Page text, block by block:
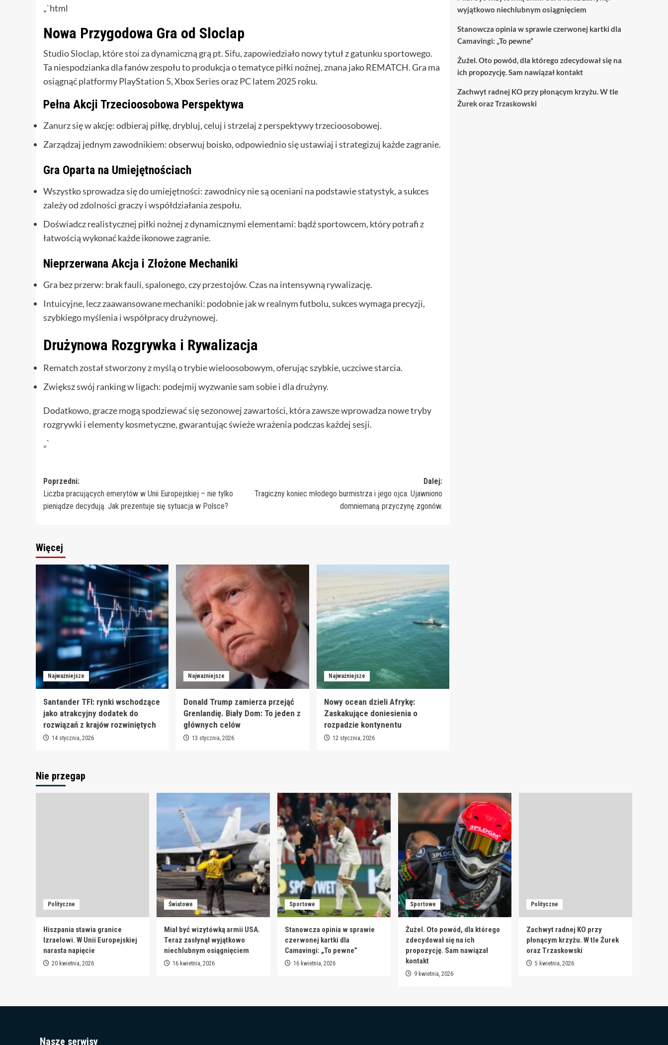
„`html
Nowa Przygodowa Gra od Sloclap
Studio Sloclap, które stoi za dynamiczną grą pt. Sifu, zapowiedziało nowy tytuł z gatunku sportowego.
Ta niespodzianka dla fanów zespołu to produkcja o tematyce piłki nożnej, znana jako REMATCH. Gra ma
osiągnąć platformy PlayStation 5, Xbox Series oraz PC latem 2025 roku.
Pełna Akcji Trzecioosobowa Perspektywa
Zanurz się w akcję: odbieraj piłkę, drybluj, celuj i strzelaj z perspektywy trzecioosobowej.
Zarządzaj jednym zawodnikiem: obserwuj boisko, odpowiednio się ustawiaj i strategizuj każde zagranie.
Gra Oparta na Umiejętnościach
Wszystko sprowadza się do umiejętności: zawodnicy nie są oceniani na podstawie statystyk, a sukces
zależy od zdolności graczy i współdziałania zespołu.
Doświadcz realistycznej piłki nożnej z dynamicznymi elementami: bądź sportowcem, który potrafi z
łatwością wykonać każde ikonowe zagranie.
Nieprzerwana Akcja i Złożone Mechaniki
Gra bez przerw: brak fauli, spalonego, czy przestojów. Czas na intensywną rywalizację.
Intuicyjne, lecz zaawansowane mechaniki: podobnie jak w realnym futbolu, sukces wymaga precyzji,
szybkiego myślenia i współpracy drużynowej.
Drużynowa Rozgrywka i Rywalizacja
Rematch został stworzony z myślą o trybie wieloosobowym, oferując szybkie, uczciwe starcia.
Zwiększ swój ranking w ligach: podejmij wyzwanie sam sobie i dla drużyny.
Dodatkowo, gracze mogą spodziewać się sezonowej zawartości, która zawsze wprowadza nowe tryby
rozgrywki i elementy kosmetyczne, gwarantując świeże wrażenia podczas każdej sesji.
„`
Zobacz
wpisy
Poprzedni:
Liczba pracujących emerytów w Unii Europejskiej – nie tylko
pieniądze decydują. Jak prezentuje się sytuacja w Polsce?
Dalej:
Tragiczny koniec młodego burmistrza i jego ojca. Ujawniono
domniemaną przyczynę zgonów.
Więcej
Najważniejsze
Santander TFI: rynki wschodzące
jako atrakcyjny dodatek do
rozwiązań z krajów rozwiniętych
14 stycznia, 2026
Najważniejsze
Donald Trump zamierza przejąć
Grenlandię. Biały Dom: To jeden z
głównych celów
13 stycznia, 2026
Najważniejsze
Nowy ocean dzieli Afrykę:
Zaskakujące doniesienia o
rozpadzie kontynentu
12 stycznia, 2026
wyjątkowo niechlubnym osiągnięciem
Stanowcza opinia w sprawie czerwonej kartki dla
Camavingi: „To pewne”
Żużel. Oto powód, dla którego zdecydował się na
ich propozycję. Sam nawiązał kontakt
Zachwyt radnej KO przy płonącym krzyżu. W tle
Żurek oraz Trzaskowski
Nie przegap
Polityczne
Hiszpania stawia granice
Izraelowi. W Unii Europejskiej
narasta napięcie
20 kwietnia, 2026
Światowe
Miał być wizytówką armii USA.
Teraz zasłynął wyjątkowo
niechlubnym osiągnięciem
16 kwietnia, 2026
Sportowe
Stanowcza opinia w sprawie
czerwonej kartki dla
Camavingi: „To pewne”
16 kwietnia, 2026
Sportowe
Żużel. Oto powód, dla którego
zdecydował się na ich
propozycję. Sam nawiązał
kontakt
9 kwietnia, 2026
Polityczne
Zachwyt radnej KO przy
płonącym krzyżu. W tle Żurek
oraz Trzaskowski
5 kwietnia, 2026
Nasze serwisy